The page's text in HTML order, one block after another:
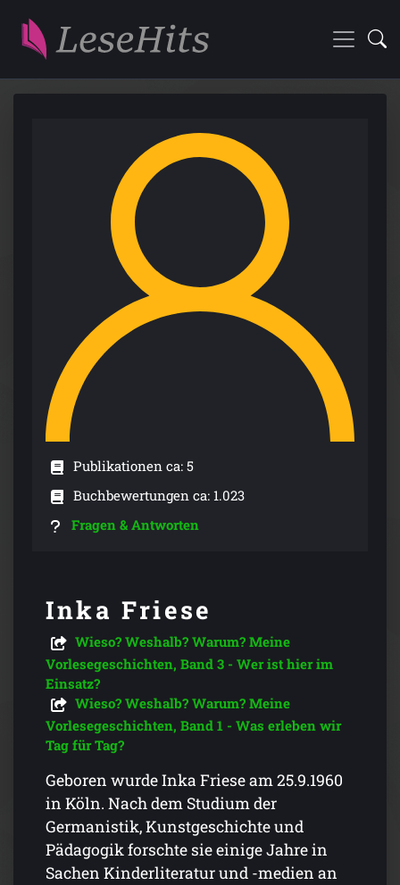
Publikationen ca: 5
Buchbewertungen ca: 1.023
Fragen & Antworten
Inka Friese
Wieso? Weshalb? Warum? Meine
Vorlesegeschichten, Band 3 - Wer ist hier im
Einsatz?
Wieso? Weshalb? Warum? Meine
Vorlesegeschichten, Band 1 - Was erleben wir
Tag für Tag?
Geboren wurde Inka Friese am 25.9.1960
in Köln. Nach dem Studium der
Germanistik, Kunstgeschichte und
Pädagogik forschte sie einige Jahre in
Sachen Kinderliteratur und -medien an